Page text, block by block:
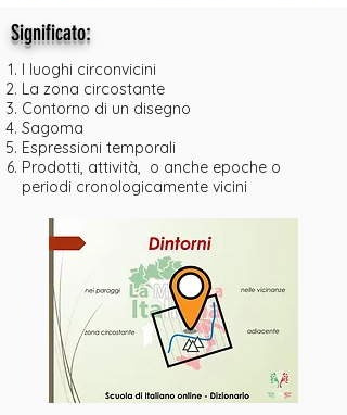
Significato:
I luoghi circonvicini
La zona circostante
Contorno di un disegno
Sagoma
Espressioni temporali
Prodotti, attività, o anche epoche o
periodi cronologicamente vicini